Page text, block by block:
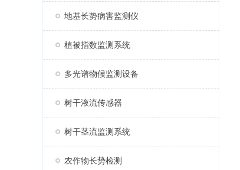
地基长势病害监测仪
植被指数监测系统
多光谱物候监测设备
树干液流传感器
树干茎流监测系统
农作物长势检测